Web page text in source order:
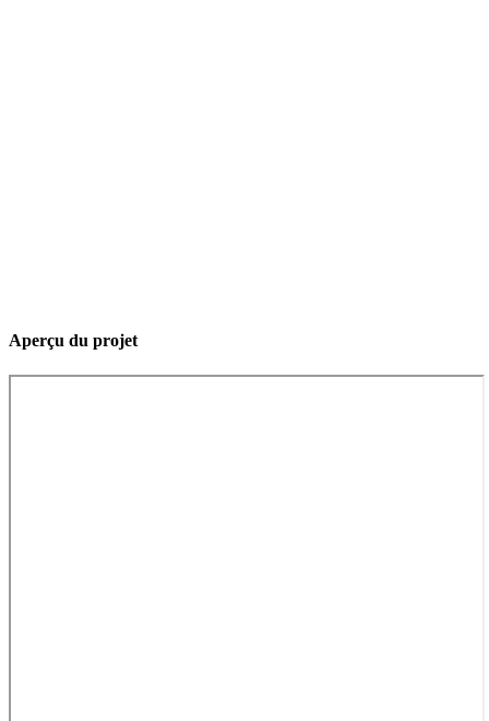
Aperçu du projet